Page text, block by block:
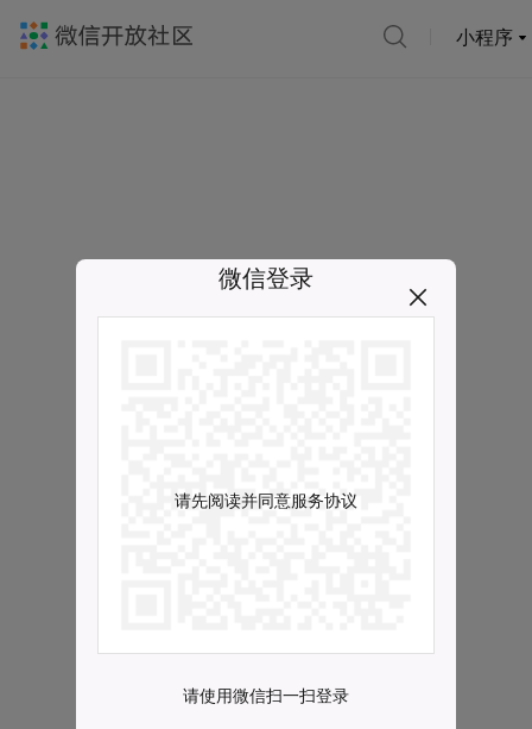
小程序
微信登录
请先阅读并同意服务协议
请使用微信扫一扫登录